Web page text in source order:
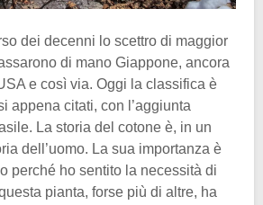
dei decenni lo scettro di maggior
di mano Giappone, ancora
e così via. Oggi la classifica è
appena citati, con l’aggiunta
La storia del cotone è, in un
dell’uomo. La sua importanza è
perché ho sentito la necessità di
pianta, forse più di altre, ha